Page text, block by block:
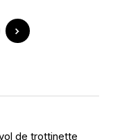
de trottinette